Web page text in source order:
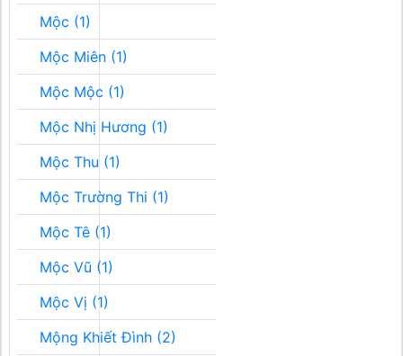
Mộc (1)
Mộc Miên (1)
Mộc Mộc (1)
Mộc Nhị Hương (1)
Mộc Thu (1)
Mộc Trường Thi (1)
Mộc Tê (1)
Mộc Vũ (1)
Mộc Vị (1)
Mộng Khiết Đình (2)